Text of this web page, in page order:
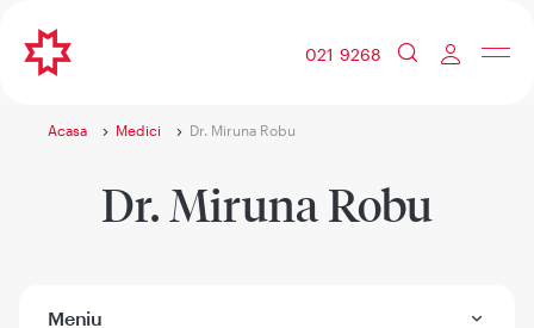
021 9268
Acasa Medici Dr. Miruna Robu
Dr. Miruna Robu
Meniu